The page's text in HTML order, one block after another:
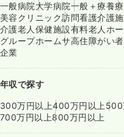
一般病院大学病院一般＋療養
美容クリニック訪問看護介護
介護老人保健施設有料老人ホ
グループホームサ高住障がい
企業
年収で探す
300万円以上400万円以上 500
700万円以上800万円以上